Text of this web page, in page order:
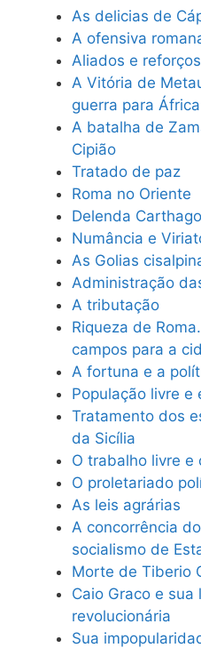
As delicias de
A ofensiva
Aliados e reforços
A Vitória de
guerra para África
A batalha de
Cipião
Tratado de paz
Roma no Oriente
Delenda Carthago
Numância e
As Golias
Administração
A tributação
Riqueza de
campos para a
A fortuna e a
População livre e
Tratamento dos
da Sicília
O trabalho livre e
O proletariado
As leis agrárias
A concorrência
socialismo de
Morte de Tiberio
Caio Graco e sua
revolucionária
Sua